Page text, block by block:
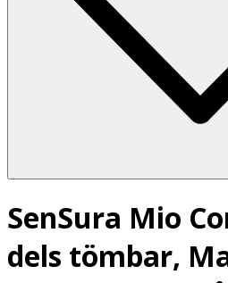
SenSura Mio
dels tömbar,